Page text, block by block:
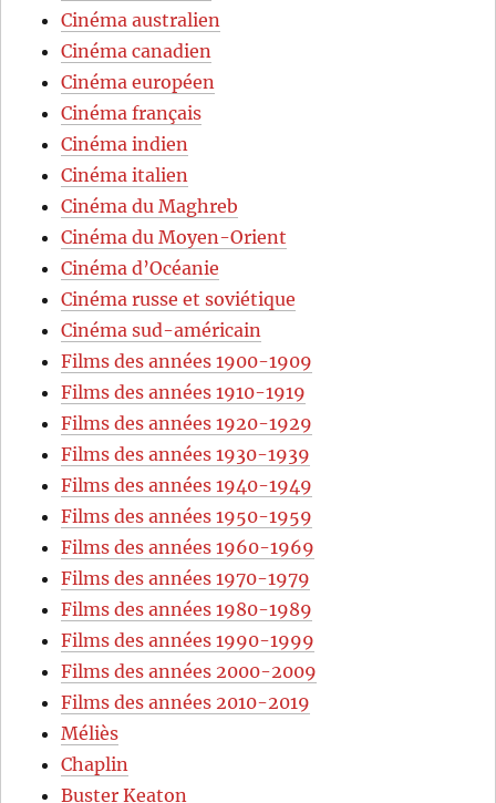
Cinéma australien
Cinéma canadien
Cinéma européen
Cinéma français
Cinéma indien
Cinéma italien
Cinéma du Maghreb
Cinéma du Moyen-Orient
Cinéma d’Océanie
Cinéma russe et soviétique
Cinéma sud-américain
Films des années 1900-1909
Films des années 1910-1919
Films des années 1920-1929
Films des années 1930-1939
Films des années 1940-1949
Films des années 1950-1959
Films des années 1960-1969
Films des années 1970-1979
Films des années 1980-1989
Films des années 1990-1999
Films des années 2000-2009
Films des années 2010-2019
Méliès
Chaplin
Buster Keaton